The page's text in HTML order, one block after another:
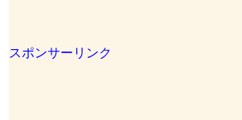
スポンサーリンク